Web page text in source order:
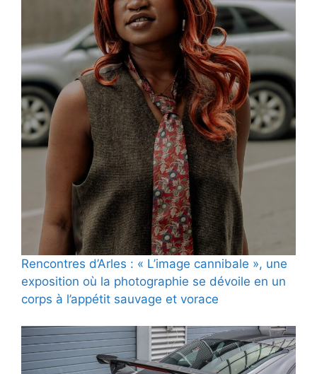
Rencontres d’Arles : « L’image cannibale », une
exposition où la photographie se dévoile en un
corps à l’appétit sauvage et vorace